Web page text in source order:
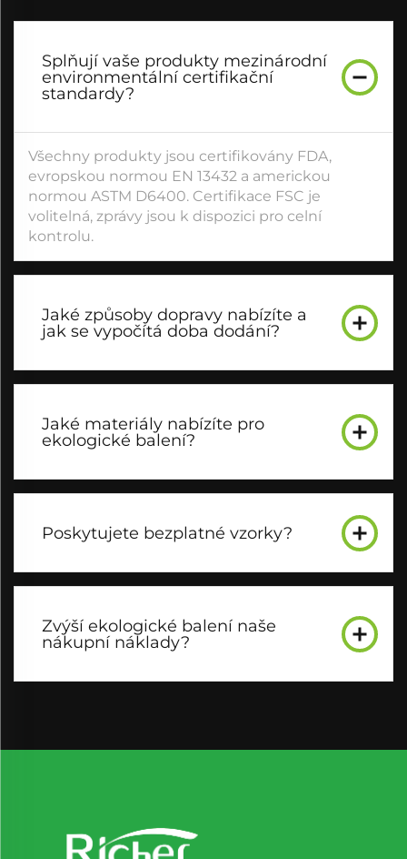
Splňují vaše produkty mezinárodní
environmentální certifikační
standardy?
Všechny produkty jsou certifikovány FDA,
evropskou normou EN 13432 a americkou
normou ASTM D6400. Certifikace FSC je
volitelná, zprávy jsou k dispozici pro celní
kontrolu.
Jaké způsoby dopravy nabízíte a
jak se vypočítá doba dodání?
Jaké materiály nabízíte pro
ekologické balení?
Poskytujete bezplatné vzorky?
Zvýší ekologické balení naše
nákupní náklady?